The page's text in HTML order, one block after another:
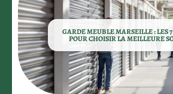
GARDE MEUBLE MARSEILLE : LES
POUR CHOISIR LA MEILLEURE